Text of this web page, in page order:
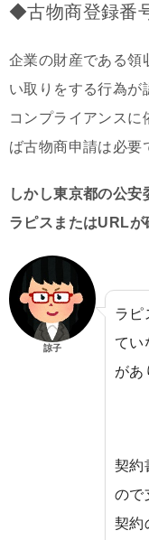
◆古物商登録番
企業の財産である領
い取りをする行為が
コンプライアンスに
ば古物商申請は必要
しかし東京都の公
ラピスまたはURLが
諒子
ラピ
てい
があ
契約
ので
契約